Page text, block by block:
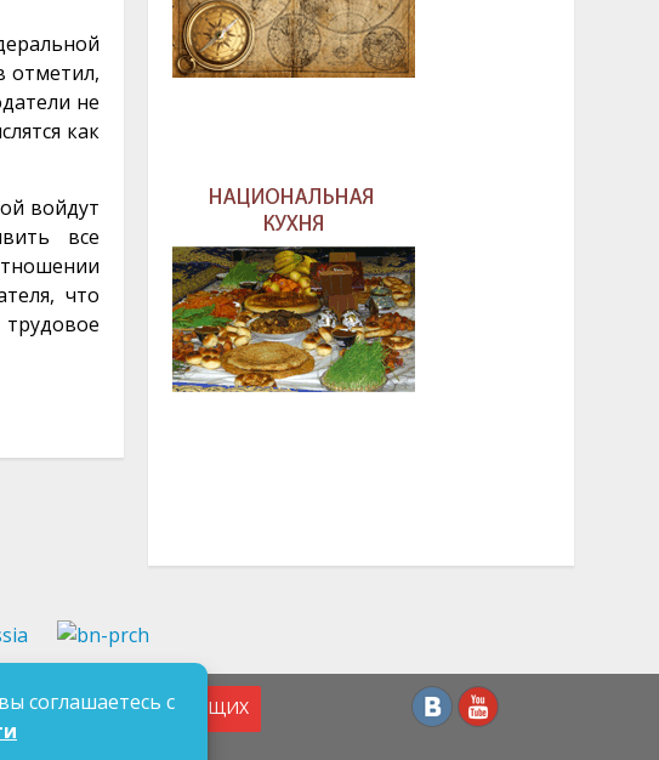
отметил,
не
как
войдут
все
что
ДЛЯ СЛАБОВИДЯЩИХ
соглашаетесь с